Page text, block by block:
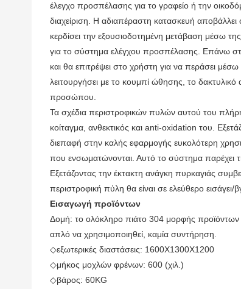
έλεγχο προσπέλασης για το γραφείο ή την
διαχείριση. Η αδιαπέραστη κατασκευή
κερδίσει την εξουσιοδοτημένη μετάβαση μέσω
για το σύστημα ελέγχου προσπέλασης. Επάνω
και θα επιτρέψει στο χρήστη για να περάσει
λειτουργήσει με το κουμπί ώθησης, το
προσώπου.
Τα σχέδια περιστροφικών πυλών αυτού του
κοίταγμα, ανθεκτικός και anti-oxidation του.
διεπαφή στην καλής εφαρμογής ευκολότερη
που ενσωματώνονται. Αυτό το σύστημα παρέχει
Εξετάζοντας την έκτακτη ανάγκη πυρκαγιάς
περιστροφική πύλη θα είναι σε ελεύθερο
Εισαγωγή προϊόντων
Δομή: το ολόκληρο πιάτο 304 μορφής προϊόντων
απλό να χρησιμοποιηθεί, καμία συντήρηση.
◇εξωτερικές διαστάσεις: 1600X1300X1200
◇μήκος μοχλών φρένων: 600 (χιλ.)
◇βάρος: 60KG